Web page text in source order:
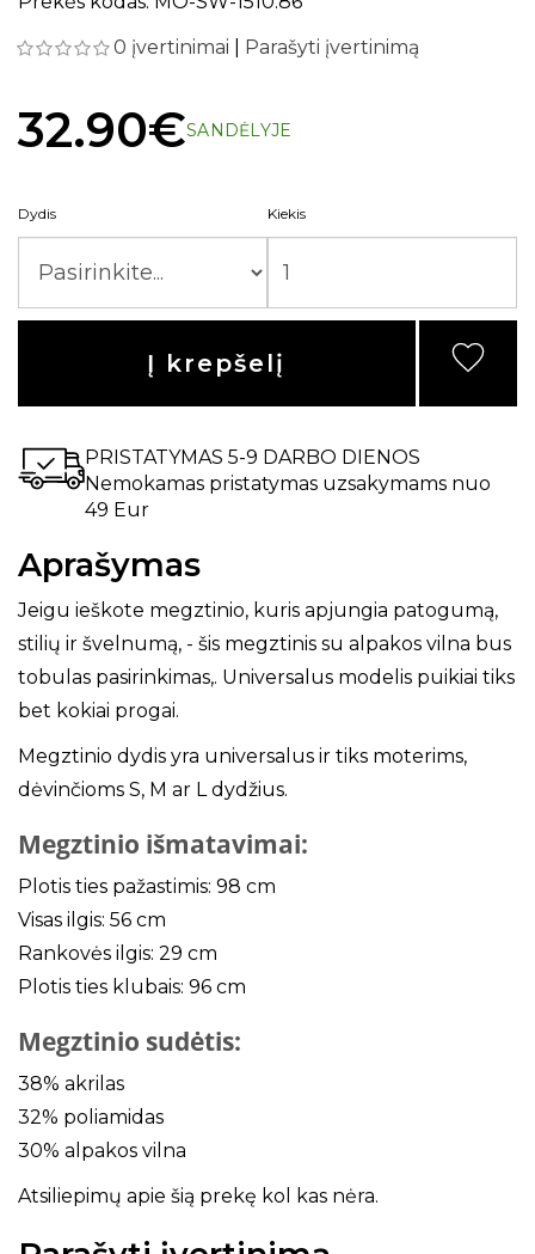
0 įvertinimai
Parašyti įvertinimą
32.90€SANDĖLYJE
Dydis Kiekis
Į krepšelį
PRISTATYMAS 5-9 DARBO DIENOS
Nemokamas pristatymas uzsakymams nuo
49 Eur
Aprašymas
Jeigu ieškote megztinio, kuris apjungia patogumą,
stilių ir švelnumą, - šis megztinis su alpakos vilna bus
tobulas pasirinkimas,. Universalus modelis puikiai tiks
bet kokiai progai.
Megztinio dydis yra universalus ir tiks moterims,
dėvinčioms S, M ar L dydžius.
Megztinio išmatavimai:
Plotis ties pažastimis: 98 cm
Visas ilgis: 56 cm
Rankovės ilgis: 29 cm
Plotis ties klubais: 96 cm
Megztinio sudėtis:
38% akrilas
32% poliamidas
30% alpakos vilna
Atsiliepimų apie šią prekę kol kas nėra.